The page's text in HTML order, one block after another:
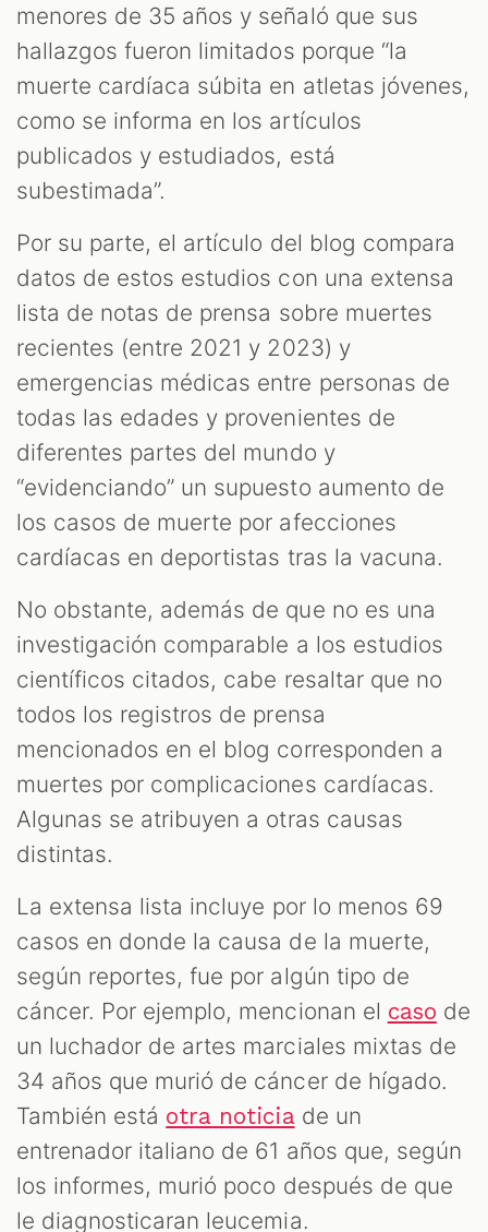
menores de 35 años y señaló que sus
hallazgos fueron limitados porque “la
muerte cardíaca súbita en atletas jóvenes,
como se informa en los artículos
publicados y estudiados, está
subestimada”.
Por su parte, el artículo del blog compara
datos de estos estudios con una extensa
lista de notas de prensa sobre muertes
recientes (entre 2021 y 2023) y
emergencias médicas entre personas de
todas las edades y provenientes de
diferentes partes del mundo y
“evidenciando” un supuesto aumento de
los casos de muerte por afecciones
cardíacas en deportistas tras la vacuna.
No obstante, además de que no es una
investigación comparable a los estudios
científicos citados, cabe resaltar que no
todos los registros de prensa
mencionados en el blog corresponden a
muertes por complicaciones cardíacas.
Algunas se atribuyen a otras causas
distintas.
La extensa lista incluye por lo menos 69
casos en donde la causa de la muerte,
según reportes, fue por algún tipo de
cáncer. Por ejemplo, mencionan el caso de
un luchador de artes marciales mixtas de
34 años que murió de cáncer de hígado.
También está otra noticiade un
entrenador italiano de 61 años que, según
los informes, murió poco después de que
le diagnosticaran leucemia.